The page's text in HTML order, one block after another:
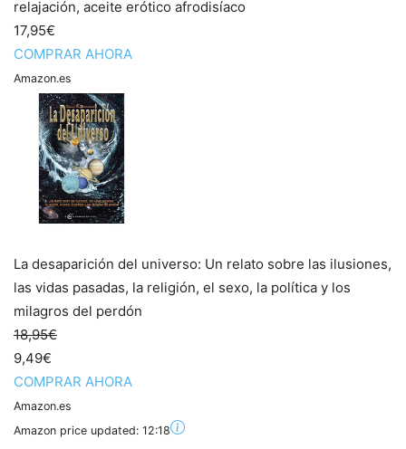
relajación, aceite erótico afrodisíaco
17,95€
COMPRAR AHORA
Amazon.es
La desaparición del universo: Un relato sobre las ilusiones,
las vidas pasadas, la religión, el sexo, la política y los
milagros del perdón
18,95€
9,49€
COMPRAR AHORA
Amazon.es
Amazon price updated: 12:18